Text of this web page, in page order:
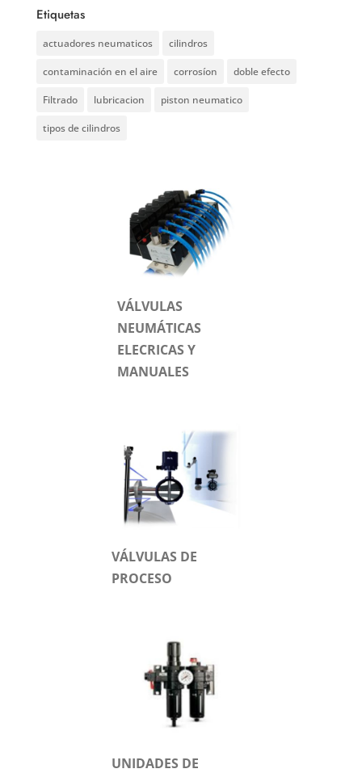
Etiquetas
actuadores neumaticos cilindros
contaminación en el aire corrosíon doble efecto
Filtrado lubricacion piston neumatico
tipos de cilindros
VÁLVULAS
NEUMÁTICAS
ELECRICAS Y
MANUALES
VÁLVULAS DE
PROCESO
UNIDADES DE